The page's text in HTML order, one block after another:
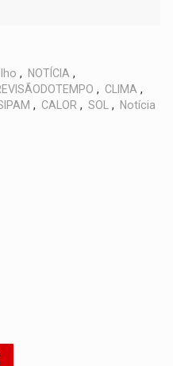
, NOTÍCIA ,
, CLIMA ,
, CALOR , SOL , Notícia